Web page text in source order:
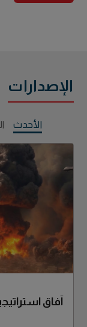
الإصدارات
الأحدث
آفاق